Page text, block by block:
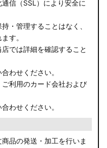
信（SSL）により安全に
・管理することはなく、
す。
では詳細を確認すること
わせください。
利用のカード会社および
わせください。
品の発送・加工を行いま